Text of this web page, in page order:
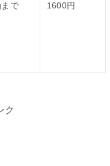
で 1600円
ク